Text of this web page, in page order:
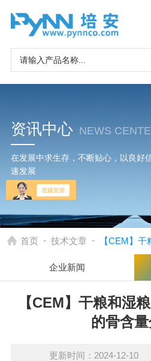
资讯中心 NEWS
在发展中求生存，不断贴心，以良好
速发展
首页 - 技术文章 - 【CEM】干粮
企业新闻
【CEM】干粮和湿
的骨含
更新时间：2024-12-10